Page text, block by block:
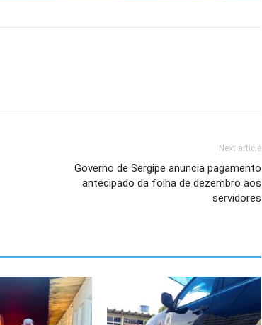
Next article
Governo de Sergipe anuncia pagamento
antecipado da folha de dezembro aos
servidores